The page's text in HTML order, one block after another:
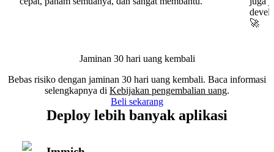
🚀
Jaminan 30 hari uang kembali
Bebas risiko dengan jaminan 30 hari uang kembali. Baca informasi
selengkapnya di Kebijakan pengembalian uang.
Beli sekarang
Deploy lebih banyak aplikasi